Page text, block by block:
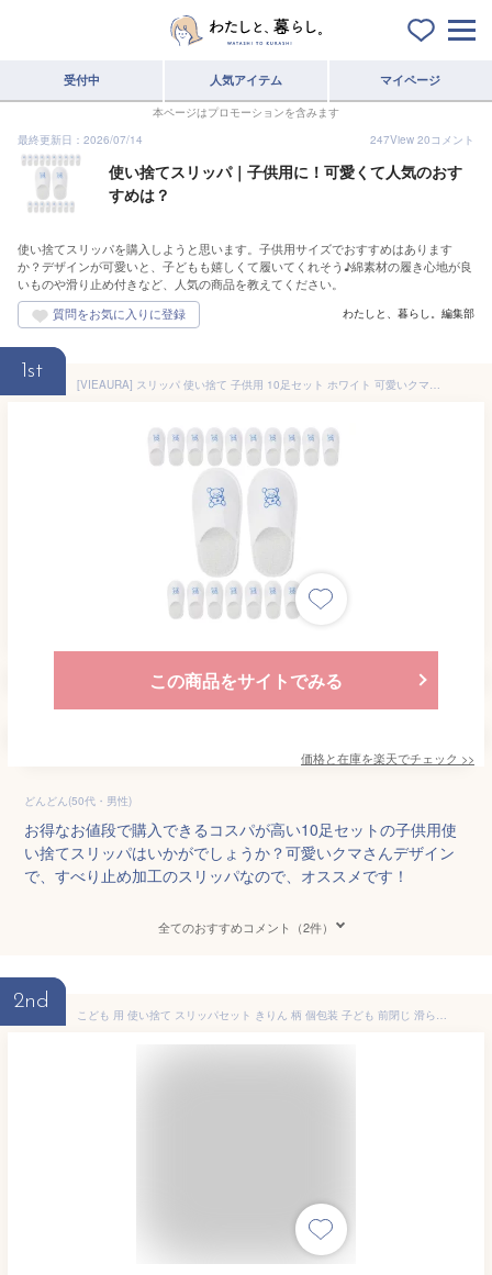
受付中 人気アイテム マイページ
本ページはプロモーションを含みます
最終更新日：2026/07/14
247View 20コメント
使い捨てスリッパ｜子供用に！可愛くて人気のおす
すめは？
使い捨てスリッパを購入しようと思います。子供用サイズでおすすめはあります
か？デザインが可愛いと、子どもも嬉しくて履いてくれそう♪綿素材の履き心地が良
いものや滑り止め付きなど、人気の商品を教えてください。
わたしと、暮らし。編集部
1st
[VIEAURA] スリッパ 使い捨て 子供用 10足セット ホワイト 可愛いクマさん 使い捨てスリッパ
この商品をサイトでみる
価格と在庫を楽天でチェック >>
どんどん(50代・男性)
お得なお値段で購入できるコスパが高い10足セットの子供用使
い捨てスリッパはいかがでしょうか？可愛いクマさんデザイン
で、すべり止め加工のスリッパなので、オススメです！
全てのおすすめコメント（2件）
2nd
こども 用 使い捨て スリッパセット きりん 柄 個包装 子ども 前閉じ 滑らない 室内 厚手 キッズ すりっぱ キリン(きりん柄：20足セット)